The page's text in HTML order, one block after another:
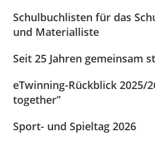
Schulbuchlisten für das
und Materialliste
Seit 25 Jahren gemeinsam
eTwinning-Rückblick 2025/
together”
Sport- und Spieltag 2026